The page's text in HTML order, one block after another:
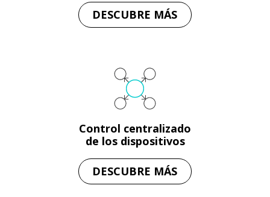
DESCUBRE MÁS
Control centralizado
de los dispositivos
DESCUBRE MÁS